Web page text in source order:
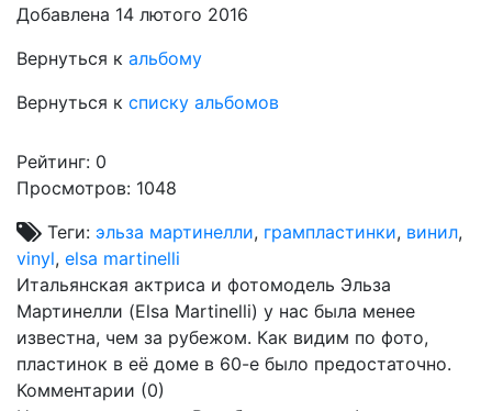
Добавлена 14 лютого 2016
Вернуться к альбому
Вернуться к списку альбомов
Рейтинг: 0
Просмотров: 1048
Теги: эльза мартинелли, грампластинки, винил,
vinyl, elsa martinelli
Итальянская актриса и фотомодель Эльза
Мартинелли (Elsa Martinelli) у нас была менее
известна, чем за рубежом. Как видим по фото,
пластинок в её доме в 60-е было предостаточно.
Комментарии (0)